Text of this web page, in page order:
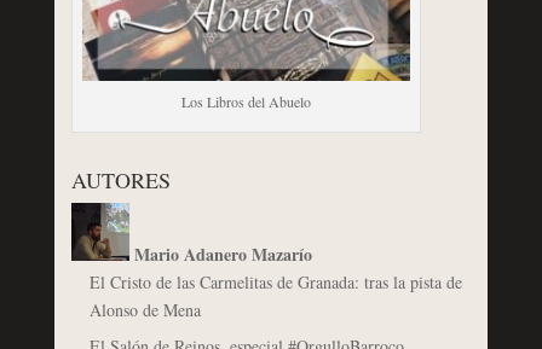
Los Libros del Abuelo
AUTORES
Mario Adanero Mazarío
El Cristo de las Carmelitas de Granada: tras la pista de
Alonso de Mena